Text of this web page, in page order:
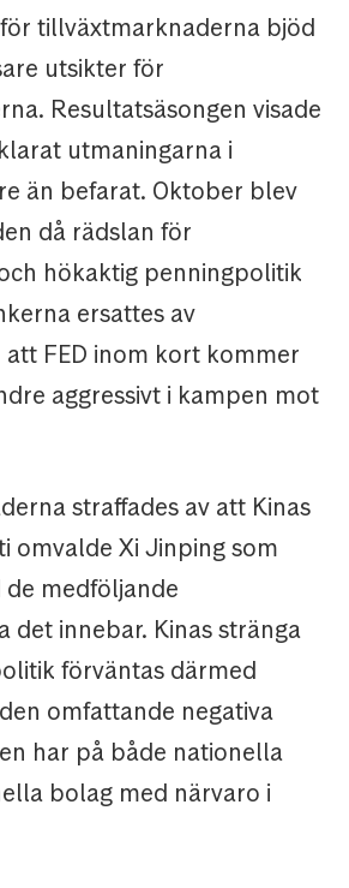
tillväxtmarknaderna bjöd
utsikter för
Resultatsäsongen visade
utmaningarna i
än befarat. Oktober blev
då rädslan för
hökaktig penningpolitik
ersattes av
FED inom kort kommer
aggressivt i kampen mot
straffades av att Kinas
omvalde Xi Jinping som
medföljande
det innebar. Kinas stränga
förväntas därmed
omfattande negativa
har på både nationella
bolag med närvaro i